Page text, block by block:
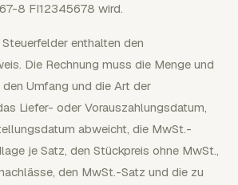
8 FI12345678 wird.
enthalten den
Die Rechnung muss die Menge und
Umfang und die Art der
Liefer- oder Vorauszahlungsdatum,
abweicht, die MwSt.-
je Satz, den Stückpreis ohne MwSt.,
den MwSt.-Satz und die zu